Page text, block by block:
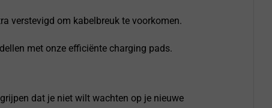
verstevigd om kabelbreuk te voorkomen.
met onze efficiënte charging pads.
dat je niet wilt wachten op je nieuwe